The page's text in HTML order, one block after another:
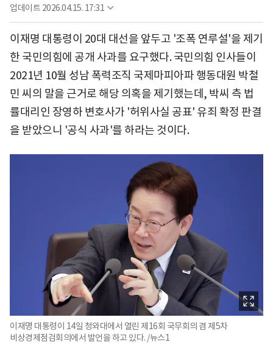
업데이트 2026.04.15. 17:31
이재명 대통령이 20대 대선을 앞두고 '조폭 연루설'을 제기
한 국민의힘에 공개 사과를 요구했다. 국민의힘 인사들이
2021년 10월 성남 폭력조직 국제마피아파 행동대원 박철
민 씨의 말을 근거로 해당 의혹을 제기했는데, 박씨 측 법
률대리인 장영하 변호사가 '허위사실 공표' 유죄 확정 판결
을 받았으니 '공식 사과'를 하라는 것이다.
이재명 대통령이 14일 청와대에서 열린 제16회 국무회의 겸 제5차
비상경제점검회의에서 발언을 하고 있다. /뉴스1